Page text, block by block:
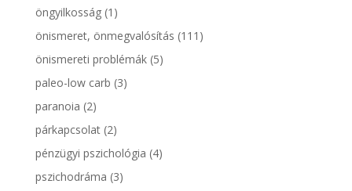
öngyilkosság(1)
önismeret, önmegvalósítás (111)
önismereti problémák(5)
paleo-low carb (3)
paranoia (2)
párkapcsolat(2)
pénzügyi pszichológia (4)
pszichodráma (3)